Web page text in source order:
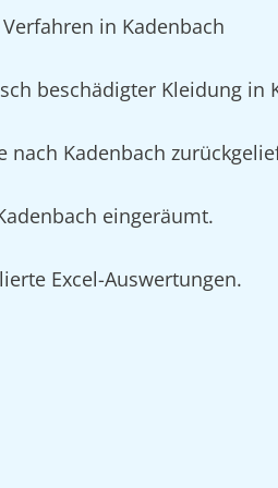
in Kadenbach
beschädigter Kleidung in
Kadenbach
eingeräumt.
Excel-Auswertungen.